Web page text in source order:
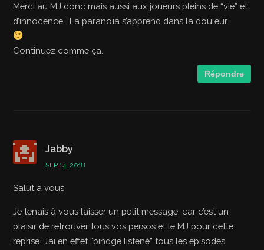
Merci au MJ donc mais aussi aux joueurs pleins de “vie” et
d’innocence… La paranoïa s’apprend dans la douleur.
Continuez comme ça.
Répondre
Jabby
SEP 14, 2018
Salut à vous
Je tenais à vous laisser un petit message, car c’est un
plaisir de retrouver tous vos persos et le MJ pour cette
reprise. J’ai en effet “bindge listené” tous les épisodes